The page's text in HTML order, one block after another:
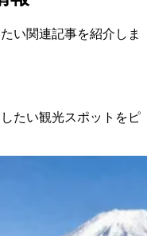
い関連記事を紹介しま
たい観光スポットをピ